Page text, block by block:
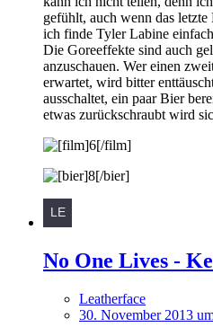
gefühlt, auch wenn das
ich finde Tyler Labine
Die Goreeffekte sind auch
anzuschauen. Wer einen
erwartet, wird bitter
ausschaltet, ein paar Bier
etwas zurückschraubt wird
No One Lives -
Leatherface
30. November 2013